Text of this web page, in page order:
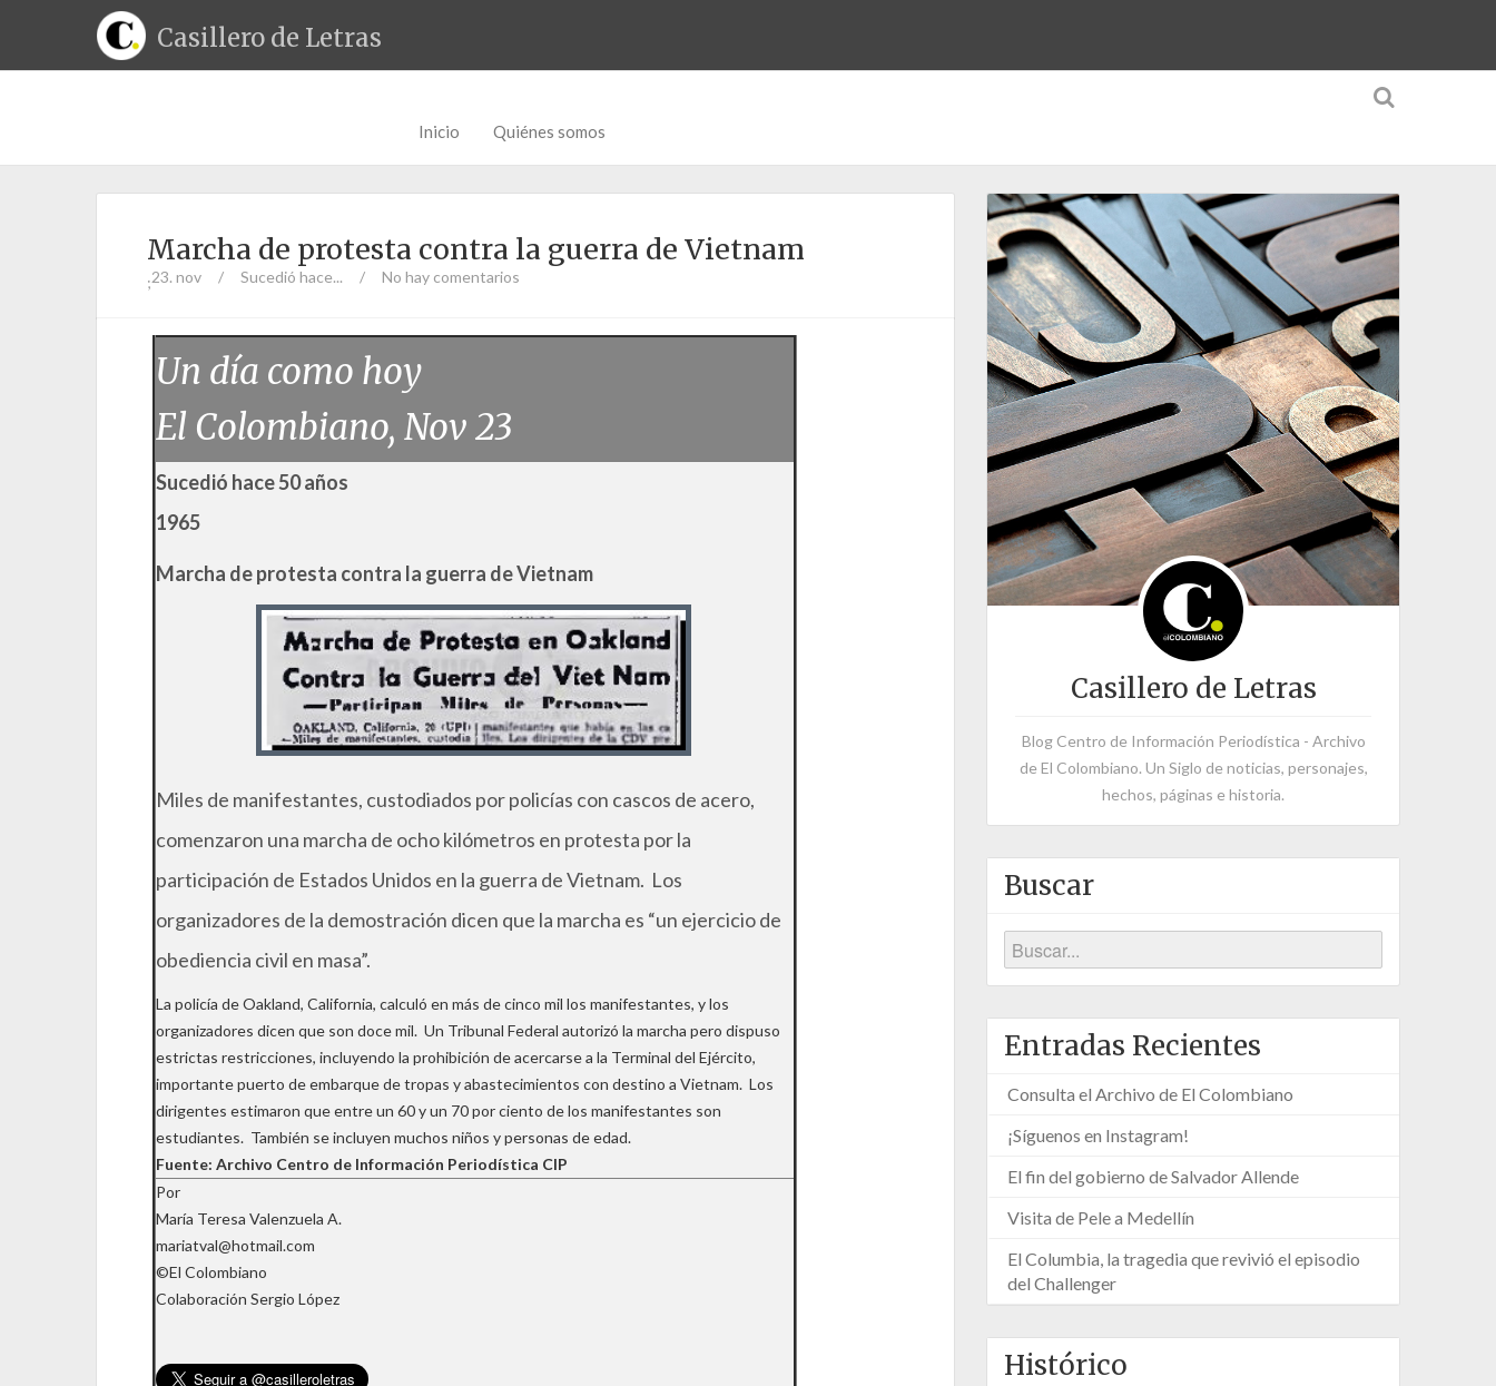
Casillero de Letras
Inicio Quiénes somos
Marcha de protesta contra la guerra de Vietnam
;23. nov / Sucedió hace... / No hay comentarios
Un día como hoy
El Colombiano, Nov 23
Sucedió hace 50 años
1965
Marcha de protesta contra la guerra de Vietnam
Miles de manifestantes, custodiados por policías con cascos de acero,
comenzaron una marcha de ocho kilómetros en protesta por la
participación de Estados Unidos en la guerra de Vietnam. Los
organizadores de la demostración dicen que la marcha es “un ejercicio de
obediencia civil en masa”.
La policía de Oakland, California, calculó en más de cinco mil los manifestantes, y los
organizadores dicen que son doce mil. Un Tribunal Federal autorizó la marcha pero dispuso
estrictas restricciones, incluyendo la prohibición de acercarse a la Terminal del Ejército,
importante puerto de embarque de tropas y abastecimientos con destino a Vietnam. Los
dirigentes estimaron que entre un 60 y un 70 por ciento de los manifestantes son
estudiantes. También se incluyen muchos niños y personas de edad.
Fuente: Archivo Centro de Información Periodística CIP
Por
María Teresa Valenzuela A.
mariatval@hotmail.com
©El Colombiano
Colaboración Sergio López
Casillero de Letras
Blog Centro de Información Periodística - Archivo
de El Colombiano. Un Siglo de noticias, personajes,
hechos, páginas e historia.
Buscar
Entradas Recientes
Consulta el Archivo de El Colombiano
¡Síguenos en Instagram!
El fin del gobierno de Salvador Allende
Visita de Pele a Medellín
El Columbia, la tragedia que revivió el episodio
del Challenger
Histórico